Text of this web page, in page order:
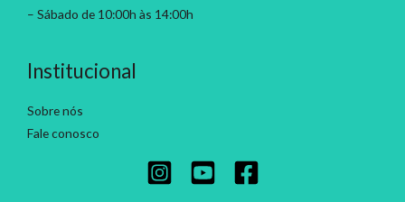
– Sábado de 10:00h às 14:00h
Institucional
Sobre nós
Fale conosco